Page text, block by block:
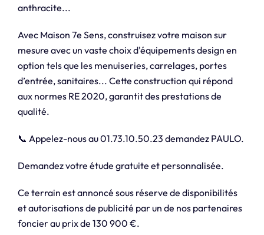
anthracite...
Avec Maison 7e Sens, construisez votre maison sur
mesure avec un vaste choix d'équipements design en
option tels que les menuiseries, carrelages, portes
d’entrée, sanitaires... Cette construction qui répond
aux normes RE 2020, garantit des prestations de
qualité.
📞 Appelez-nous au 01.73.10.50.23 demandez PAULO.
Demandez votre étude gratuite et personnalisée.
Ce terrain est annoncé sous réserve de disponibilités
et autorisations de publicité par un de nos partenaires
foncier au prix de 130 900 €.